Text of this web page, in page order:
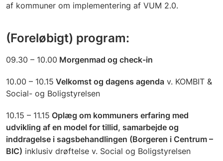
af kommuner om implementering af VUM 2.0.
(Foreløbigt) program:
09.30 – 10.00 Morgenmad og check-in
10.00 – 10.15 Velkomst og dagens agenda v. KOMBIT &
Social- og Boligstyrelsen
10.15 – 11.15 Oplæg om kommuners erfaring med
udvikling af en model for tillid, samarbejde og
inddragelse i sagsbehandlingen (Borgeren i Centrum –
BIC) inklusiv drøftelse v. Social og Boligstyrelsen